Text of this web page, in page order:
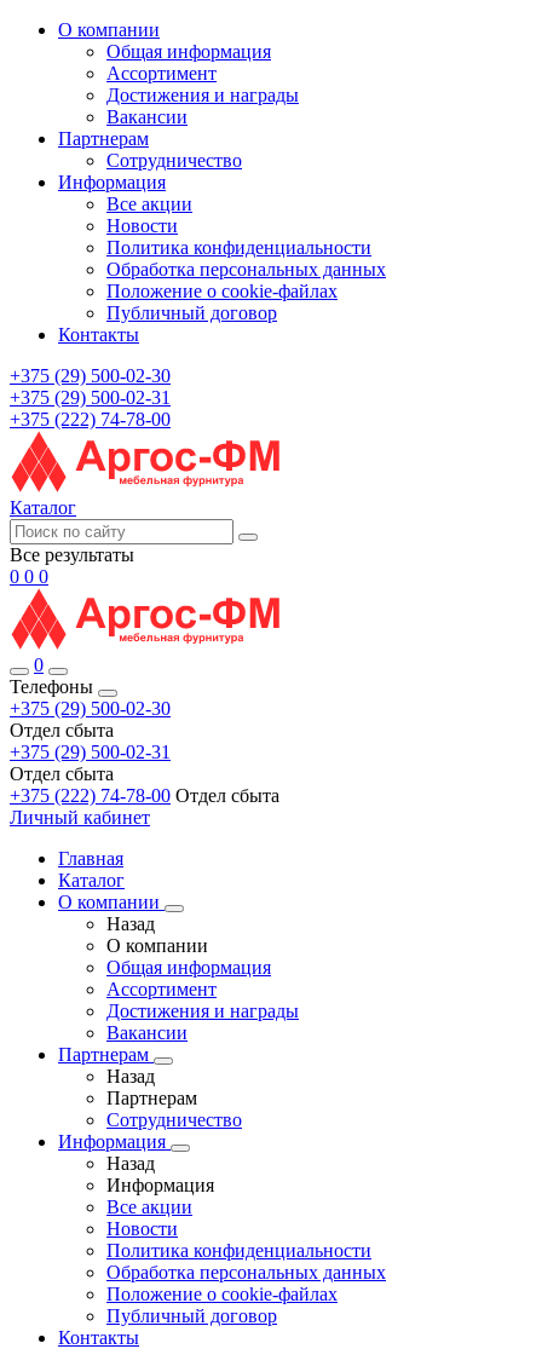
О компании
Общая информация
Ассортимент
Достижения и награды
Вакансии
Партнерам
Сотрудничество
Информация
Все акции
Новости
Политика конфиденциальности
Обработка персональных данных
Положение о cookie-файлах
Публичный договор
Контакты
+375 (29) 500-02-30
+375 (29) 500-02-31
+375 (222) 74-78-00
Каталог
Все результаты
0 0 0
0
Телефоны
+375 (29) 500-02-30
Отдел сбыта
+375 (29) 500-02-31
Отдел сбыта
+375 (222) 74-78-00 Отдел сбыта
Личный кабинет
Главная
Каталог
О компании
Назад
О компании
Общая информация
Ассортимент
Достижения и награды
Вакансии
Партнерам
Назад
Партнерам
Сотрудничество
Информация
Назад
Информация
Все акции
Новости
Политика конфиденциальности
Обработка персональных данных
Положение о cookie-файлах
Публичный договор
Контакты